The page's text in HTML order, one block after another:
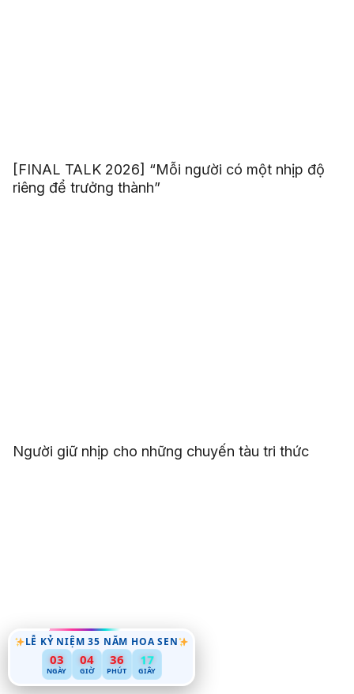
LỄ KỶ NIỆM 35 NĂM HOA SEN
03
NGÀY
04
GIỜ
36
PHÚT
15
GIÂY
[FINAL TALK 2026] “Mỗi người có một nhịp độ
riêng để trưởng thành”
Người giữ nhịp cho những chuyến tàu tri thức